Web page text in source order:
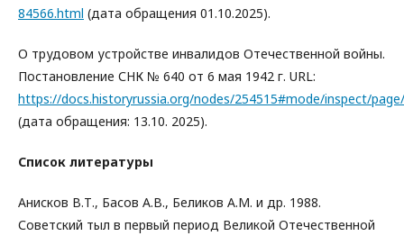
84566.html (дата обращения 01.10.2025).
О трудовом устройстве инвалидов Отечественной войны.
Постановление СНК № 640 от 6 мая 1942 г. URL:
https://docs.historyrussia.org/nodes/254515#mode/inspect/
(дата обращения: 13.10. 2025).
Список литературы
Анисков В.Т., Басов А.В., Беликов А.М. и др. 1988.
Советский тыл в первый период Великой Отечественной